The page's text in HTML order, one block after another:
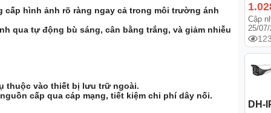
hình ảnh rõ ràng ngay cả trong môi trường ánh
qua tự động bù sáng, cân bằng trắng, và giảm nhiễu
thuộc vào thiết bị lưu trữ ngoài.
cấp qua cáp mạng, tiết kiệm chi phí dây nối.
Cập
25/
DH-